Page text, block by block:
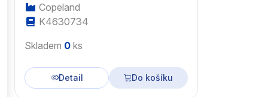
Copeland
K4630734
Skladem 0 ks
Detail Do košíku